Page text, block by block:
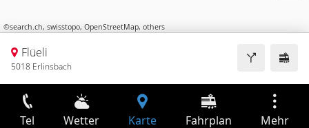
©search.ch, swisstopo, OpenStreetMap, others
Flüeli
5018 Erlinsbach
Tel Wetter Karte Fahrplan Mehr